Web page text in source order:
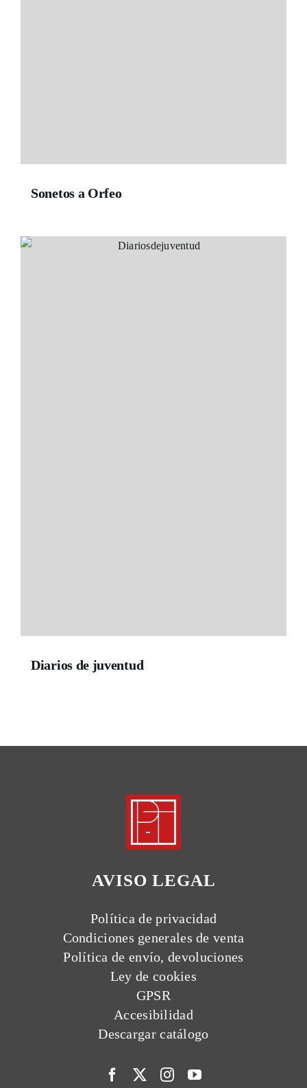
Sonetos a Orfeo
Diarios de juventud
AVISO LEGAL
Política de privacidad
Condiciones generales de venta
Política de envío, devoluciones
Ley de cookies
GPSR
Accesibilidad
Descargar catálogo